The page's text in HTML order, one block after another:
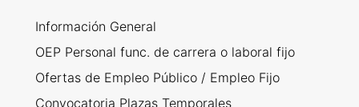
Información General
OEP Personal func. de carrera o laboral fijo
Ofertas de Empleo Público / Empleo Fijo
Convocatoria Plazas Temporales